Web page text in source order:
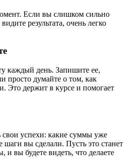
Если вы слишком сильно
результата, очень легко
каждый день. Запишите ее,
просто думайте о том, как
Это держит в курсе и помогает
свои успехи: какие суммы уже
шаги вы сделали. Пусть это станет
вы будете видеть, что делаете